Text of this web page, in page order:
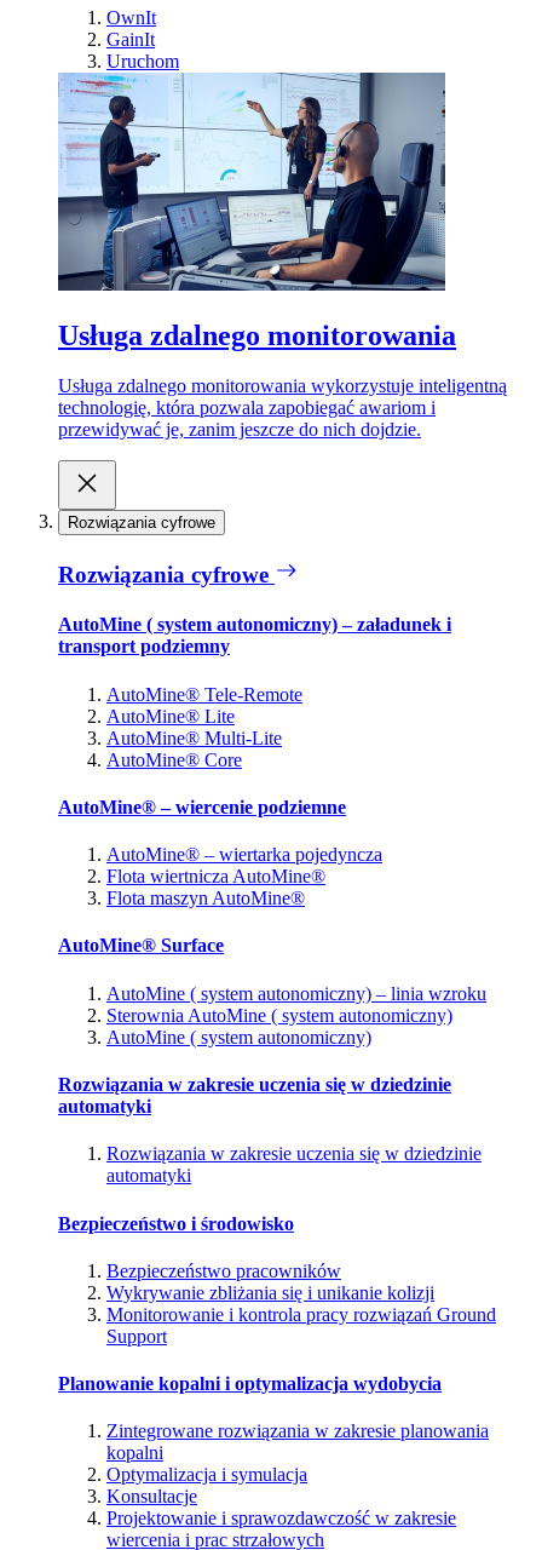
OwnIt
GainIt
Uruchom
Usługa zdalnego monitorowania
Usługa zdalnego monitorowania wykorzystuje inteligentną
technologię, która pozwala zapobiegać awariom i
przewidywać je, zanim jeszcze do nich dojdzie.
Rozwiązania cyfrowe
Rozwiązania cyfrowe
AutoMine ( system autonomiczny) – załadunek i
transport podziemny
AutoMine® Tele-Remote
AutoMine® Lite
AutoMine® Multi-Lite
AutoMine® Core
AutoMine® – wiercenie podziemne
AutoMine® – wiertarka pojedyncza
Flota wiertnicza AutoMine®
Flota maszyn AutoMine®
AutoMine® Surface
AutoMine ( system autonomiczny) – linia wzroku
Sterownia AutoMine ( system autonomiczny)
AutoMine ( system autonomiczny)
Rozwiązania w zakresie uczenia się w dziedzinie
automatyki
Rozwiązania w zakresie uczenia się w dziedzinie
automatyki
Bezpieczeństwo i środowisko
Bezpieczeństwo pracowników
Wykrywanie zbliżania się i unikanie kolizji
Monitorowanie i kontrola pracy rozwiązań Ground
Support
Planowanie kopalni i optymalizacja wydobycia
Zintegrowane rozwiązania w zakresie planowania
kopalni
Optymalizacja i symulacja
Konsultacje
Projektowanie i sprawozdawczość w zakresie
wiercenia i prac strzałowych